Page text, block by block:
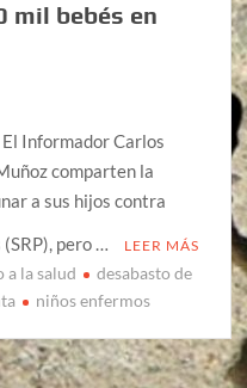
mil bebés en
Informador Carlos
comparten la
a sus hijos contra
pero …
LEER MÁS
a la salud
desabasto de
niños enfermos